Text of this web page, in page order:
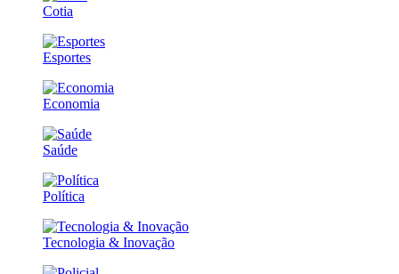
Cotia
Esportes
Economia
Saúde
Política
Tecnologia & Inovação